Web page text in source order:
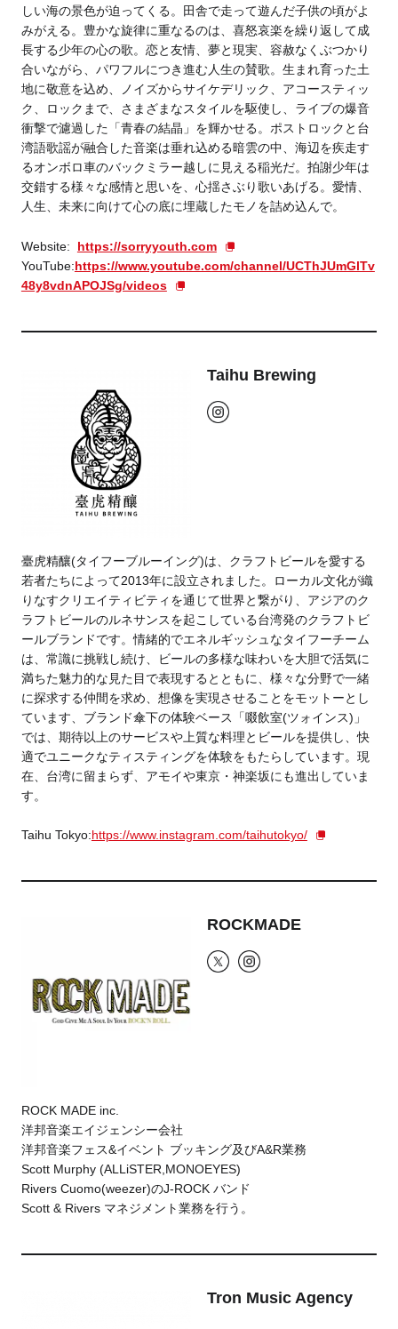
しい海の景色が迫ってくる。田舎で走って遊んだ子供の頃がよ
みがえる。豊かな旋律に重なるのは、喜怒哀楽を繰り返して成
長する少年の心の歌。恋と友情、夢と現実、容赦なくぶつかり
合いながら、パワフルにつき進む人生の賛歌。生まれ育った土
地に敬意を込め、ノイズからサイケデリック、アコースティッ
ク、ロックまで、さまざまなスタイルを駆使し、ライブの爆音
衝撃で濾過した「青春の結晶」を輝かせる。ポストロックと台
湾語歌謡が融合した音楽は垂れ込める暗雲の中、海辺を疾走す
るオンボロ車のバックミラー越しに見える稲光だ。拍謝少年は
交錯する様々な感情と思いを、心揺さぶり歌いあげる。愛情、
人生、未来に向けて心の底に埋蔵したモノを詰め込んで。
Website: https://sorryyouth.com
YouTube:https://www.youtube.com/channel/UCThJUmGlTv
48y8vdnAPOJSg/videos
Taihu Brewing
臺虎精釀(タイフーブルーイング)は、クラフトビールを愛する
若者たちによって2013年に設立されました。ローカル文化が織
りなすクリエイティビティを通じて世界と繋がり、アジアのク
ラフトビールのルネサンスを起こしている台湾発のクラフトビ
ールブランドです。情緒的でエネルギッシュなタイフーチーム
は、常識に挑戦し続け、ビールの多様な味わいを大胆で活気に
満ちた魅力的な見た目で表現するとともに、様々な分野で一緒
に探求する仲間を求め、想像を実現させることをモットーとし
ています、ブランド傘下の体験ベース「啜飲室(ツォインス)」
では、期待以上のサービスや上質な料理とビールを提供し、快
適でユニークなティスティングを体験をもたらしています。現
在、台湾に留まらず、アモイや東京・神楽坂にも進出していま
す。
Taihu Tokyo:https://www.instagram.com/taihutokyo/
ROCKMADE
ROCK MADE inc.
洋邦音楽エイジェンシー会社
洋邦音楽フェス&イベント ブッキング及びA&R業務
Scott Murphy (ALLiSTER,MONOEYES)
Rivers Cuomo(weezer)のJ-ROCK バンド
Scott & Rivers マネジメント業務を行う。
Tron Music Agency